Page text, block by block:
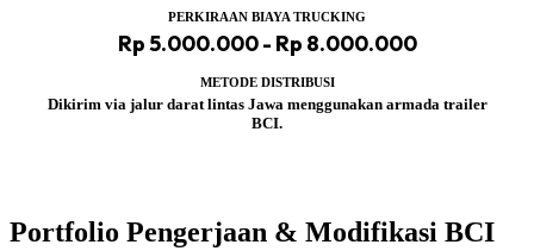
PERKIRAAN BIAYA TRUCKING
Rp 5.000.000 - Rp 8.000.000
METODE DISTRIBUSI
Dikirim via jalur darat lintas Jawa menggunakan armada trailer
BCI.
Portfolio Pengerjaan & Modifikasi BCI